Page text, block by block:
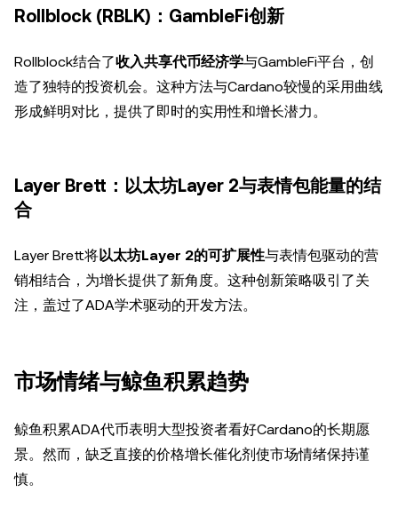
Rollblock (RBLK)：GambleFi创新
Rollblock结合了收入共享代币经济学与GambleFi平台，创
造了独特的投资机会。这种方法与Cardano较慢的采用曲线
形成鲜明对比，提供了即时的实用性和增长潜力。
Layer Brett：以太坊Layer 2与表情包能量的结
合
Layer Brett将以太坊Layer 2的可扩展性与表情包驱动的营
销相结合，为增长提供了新角度。这种创新策略吸引了关
注，盖过了ADA学术驱动的开发方法。
市场情绪与鲸鱼积累趋势
鲸鱼积累ADA代币表明大型投资者看好Cardano的长期愿
景。然而，缺乏直接的价格增长催化剂使市场情绪保持谨
慎。